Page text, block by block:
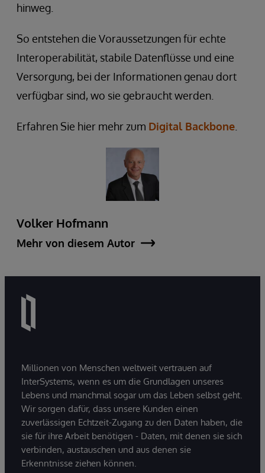
hinweg.
So entstehen die Voraussetzungen für echte
Interoperabilität, stabile Datenflüsse und eine
Versorgung, bei der Informationen genau dort
verfügbar sind, wo sie gebraucht werden.
Erfahren Sie hier mehr zum Digital Backbone
Volker Hofmann
Mehr von diesem Autor
Millionen von Menschen weltweit vertrauen auf
InterSystems, wenn es um die Grundlagen unseres
Lebens und manchmal sogar um das Leben selbst geht.
Wir sorgen dafür, dass unsere Kunden einen
zuverlässigen Echtzeit-Zugang zu den Daten haben, die
sie für ihre Arbeit benötigen - Daten, mit denen sie sich
verbinden, austauschen und aus denen sie
Erkenntnisse ziehen können.